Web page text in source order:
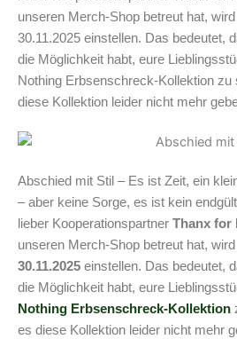
unseren Merch-Shop betreut hat,
30.11.2025 einstellen. Das bedeutet,
die Möglichkeit habt, eure
Nothing Erbsenschreck-Kollektion
diese Kollektion leider nicht mehr
Abschied mit Stil – Es ist Zeit, ein
– aber keine Sorge, es ist kein
lieber Kooperationspartner Thanx for
unseren Merch-Shop betreut hat,
30.11.2025 einstellen. Das bedeutet,
die Möglichkeit habt, eure
Nothing Erbsenschreck-Kollektion
es diese Kollektion leider nicht mehr